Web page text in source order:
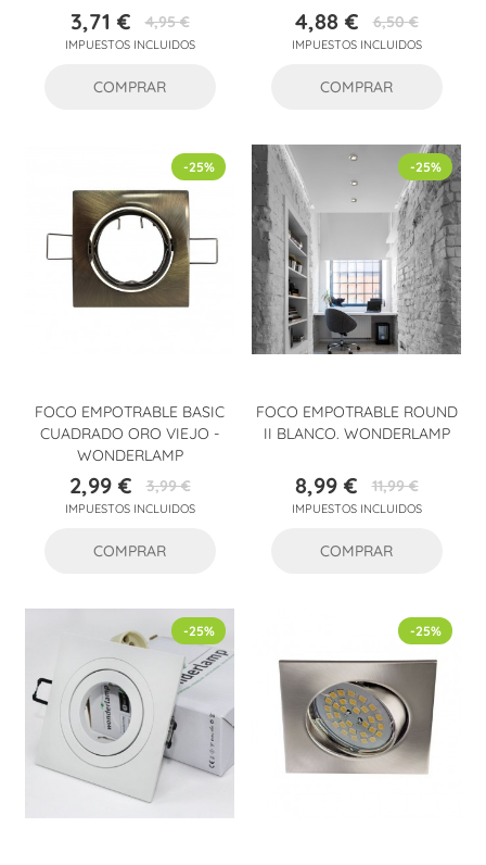
Precio
3,71 €Precio
base
4,95 €
IMPUESTOS INCLUIDOS
COMPRAR
Precio
4,88 €Precio
base
6,50 €
IMPUESTOS INCLUIDOS
COMPRAR
FOCO EMPOTRABLE BASIC
CUADRADO ORO VIEJO -
WONDERLAMP
Precio
2,99 €Precio
base
3,99 €
IMPUESTOS INCLUIDOS
-25%
COMPRAR
FOCO EMPOTRABLE ROUND
II BLANCO. WONDERLAMP
Precio
8,99 €Precio
base
11,99 €
IMPUESTOS INCLUIDOS
-25%
COMPRAR
-25% -25%